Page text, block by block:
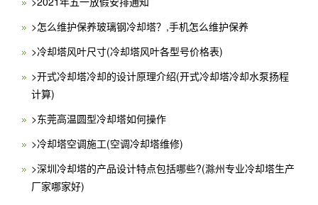
>怎么维护保养玻璃钢冷却塔？,手机怎么维护保养
>冷却塔风叶尺寸(冷却塔风叶各型号价格表)
>开式冷却塔冷却的设计原理介绍(开式冷却塔冷却水泵扬程
计算)
>东莞高温圆型冷却塔如何操作
>冷却塔空调施工(空调冷却塔维修)
>深圳冷却塔的产品设计特点包括哪些?(滁州专业冷却塔生产
厂家哪家好)